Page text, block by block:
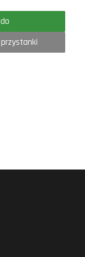
Ważny od do